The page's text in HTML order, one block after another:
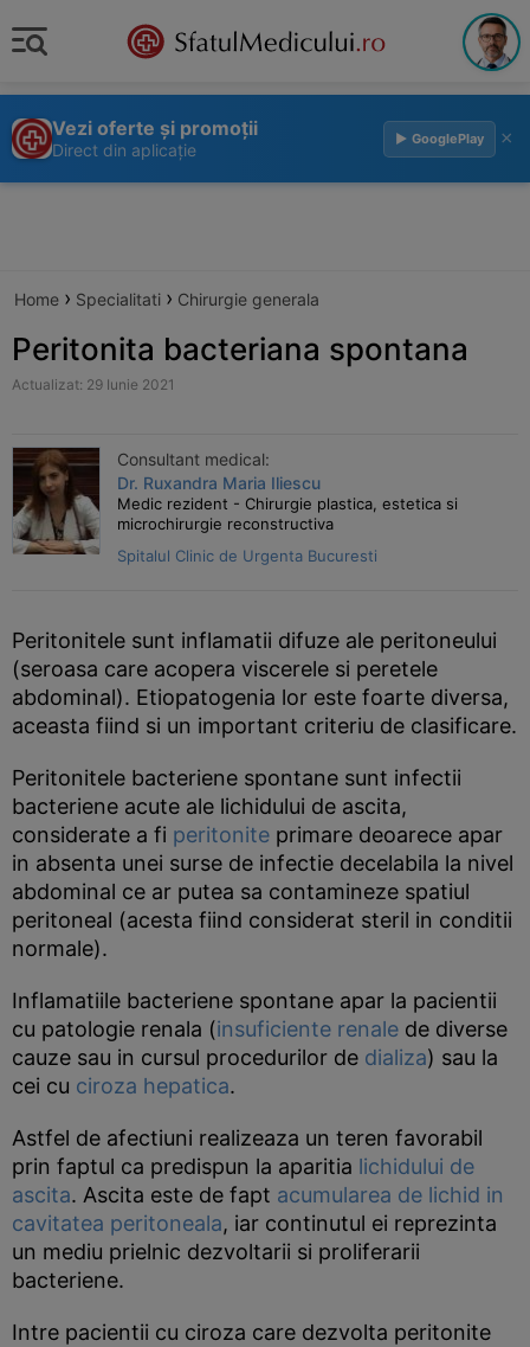
Vezi oferte și promoții
Direct din aplicație
▶ GooglePlay ×
Home › Specialitati › Chirurgie generala
Peritonita bacteriana spontana
Actualizat: 29 Iunie 2021
Consultant medical:
Dr. Ruxandra Maria Iliescu
Medic rezident - Chirurgie plastica, estetica si
microchirurgie reconstructiva
Spitalul Clinic de Urgenta Bucuresti
Peritonitele sunt inflamatii difuze ale peritoneului
(seroasa care acopera viscerele si peretele
abdominal). Etiopatogenia lor este foarte diversa,
aceasta fiind si un important criteriu de clasificare.
Peritonitele bacteriene spontane sunt infectii
bacteriene acute ale lichidului de ascita,
considerate a fi peritonite primare deoarece apar
in absenta unei surse de infectie decelabila la nivel
abdominal ce ar putea sa contamineze spatiul
peritoneal (acesta fiind considerat steril in conditii
normale).
Inflamatiile bacteriene spontane apar la pacientii
cu patologie renala (insuficiente renale de diverse
cauze sau in cursul procedurilor de dializa) sau la
cei cu ciroza hepatica.
Astfel de afectiuni realizeaza un teren favorabil
prin faptul ca predispun la aparitia lichidului de
ascita. Ascita este de fapt acumularea de lichid in
cavitatea peritoneala, iar continutul ei reprezinta
un mediu prielnic dezvoltarii si proliferarii
bacteriene.
Intre pacientii cu ciroza care dezvolta peritonite